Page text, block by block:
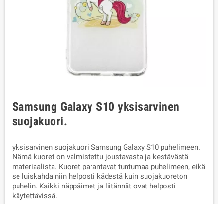
Samsung Galaxy S10 yksisarvinen
suojakuori.
yksisarvinen suojakuori Samsung Galaxy S10 puhelimeen.
Nämä kuoret on valmistettu joustavasta ja kestävästä
materiaalista. Kuoret parantavat tuntumaa puhelimeen, eikä
se luiskahda niin helposti kädestä kuin suojakuoreton
puhelin. Kaikki näppäimet ja liitännät ovat helposti
käytettävissä.